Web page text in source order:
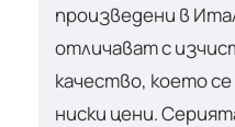
произведени в
отличават с
качество, което
ниски цени.